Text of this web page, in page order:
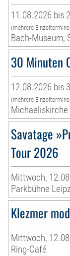
11.08.2026 bis
(mehrere
Bach-Museum,
30 Minuten
12.08.2026 bis
(mehrere
Michaeliskirche
Savatage
Tour 2026
Mittwoch,
Parkbühne
Klezmer
Mittwoch,
Ring-Café